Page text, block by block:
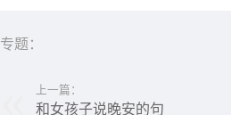
专题：
上一篇：
和女孩子说晚安的句